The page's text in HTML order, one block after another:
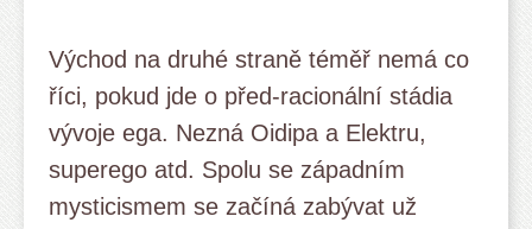
Východ na druhé straně téměř nemá co
říci, pokud jde o před-racionální stádia
vývoje ega. Nezná Oidipa a Elektru,
superego atd. Spolu se západním
mysticismem se začíná zabývat už